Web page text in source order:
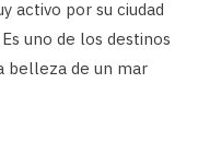
activo por su ciudad
uno de los destinos
belleza de un mar